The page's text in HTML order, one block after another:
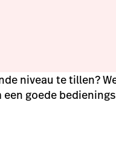
niveau te tillen?
goede